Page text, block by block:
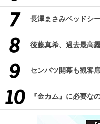
長澤まさみベッドシ
後藤真希、過去最高
センバツ開幕も観客
『金カム』に必要な